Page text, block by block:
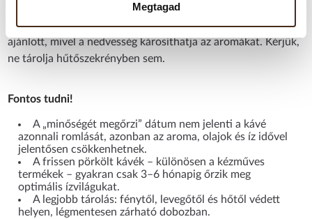
Megtagad
Felbontás után javasolt 2–4 héten belül elfogyasztani, mivel
a szemes kávé gyorsan veszít aromájából. A fagyasztás nem
ajánlott, mivel a nedvesség károsíthatja az aromákat. Kérjük,
ne tárolja hűtőszekrényben sem.
Fontos tudni!
A „minőségét megőrzi” dátum nem jelenti a kávé
azonnali romlását, azonban az aroma, olajok és íz idővel
jelentősen csökkenhetnek.
A frissen pörkölt kávék – különösen a kézműves
termékek – gyakran csak 3–6 hónapig őrzik meg
optimális ízvilágukat.
A legjobb tárolás: fénytől, levegőtől és hőtől védett
helyen, légmentesen zárható dobozban.